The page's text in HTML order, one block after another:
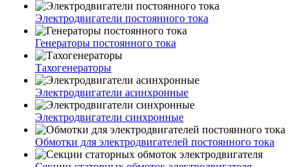
Электродвигатели постоянного тока
Генераторы постоянного тока
Тахогенераторы
Электродвигатели асинхронные
Электродвигатели синхронные
Обмотки для электродвигателей постоянного тока